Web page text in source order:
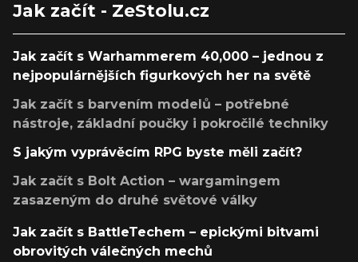
Jak začít - ZeStolu.cz
Jak začít s Warhammerem 40,000 – jednou z
nejpopulárnějších figurkových her na světě
Jak začít s barvením modelů – potřebné
nástroje, základní poučky i pokročilé techniky
S jakým vyprávěcím RPG byste měli začít?
Jak začít s Bolt Action – wargamingem
zasazeným do druhé světové války
Jak začít s BattleTechem – epickými bitvami
obrovitých válečných mechů